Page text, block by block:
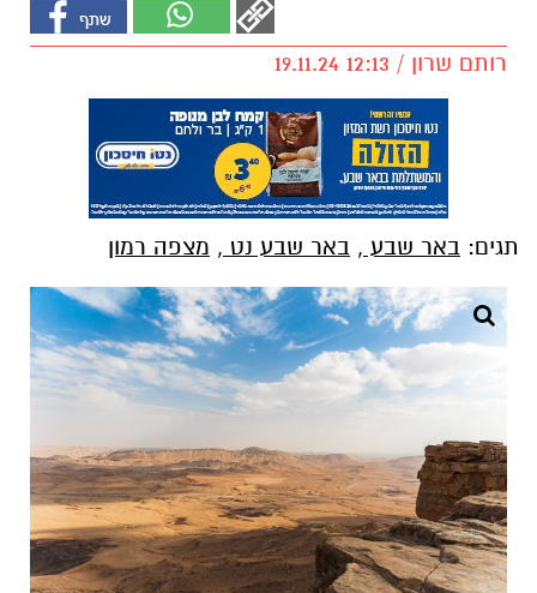
רותם שרון / 12:13 19.11.24
תגים: באר שבע , באר שבע נט , מצפה רמון